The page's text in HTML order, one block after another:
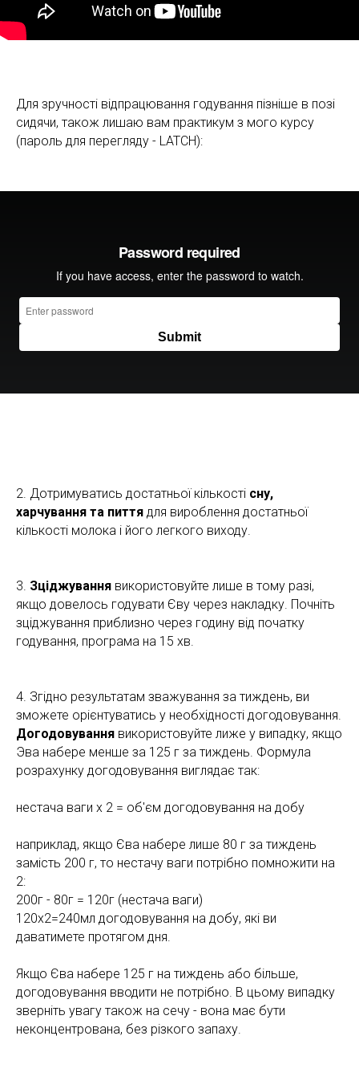
Для зручності відпрацювання годування пізніше в позі
сидячи, також лишаю вам практикум з мого курсу
(пароль для перегляду - LATCH):
2. Дотримуватись достатньої кількості сну,
харчування та пиття для вироблення достатньої
кількості молока і його легкого виходу.
3. Зціджування використовуйте лише в тому разі,
якщо довелось годувати Єву через накладку. Почніть
зціджування приблизно через годину від початку
годування, програма на 15 хв.
4. Згідно результатам зважування за тиждень, ви
зможете орієнтуватись у необхідності догодовування.
Догодовування використовуйте лиже у випадку, якщо
Эва набере менше за 125 г за тиждень. Формула
розрахунку догодовування виглядає так:
нестача ваги х 2 = об'єм догодовування на добу
наприклад, якщо Єва набере лише 80 г за тиждень
замість 200 г, то нестачу ваги потрібно помножити на
2:
200г - 80г = 120г (нестача ваги)
120х2=240мл догодовування на добу, які ви
даватимете протягом дня.
Якщо Єва набере 125 г на тиждень або більше,
догодовування вводити не потрібно. В цьому випадку
зверніть увагу також на сечу - вона має бути
неконцентрована, без різкого запаху.